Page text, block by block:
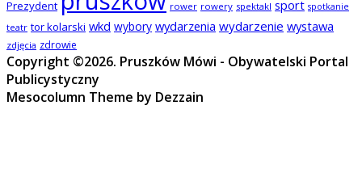
Prezydent rower rowery spektakl sport spotkanie
teatr tor kolarski wkd wybory wydarzenia wydarzenie wystawa
zdjęcia zdrowie
Copyright ©2026. Pruszków Mówi - Obywatelski Portal
Publicystyczny
Mesocolumn Theme by Dezzain